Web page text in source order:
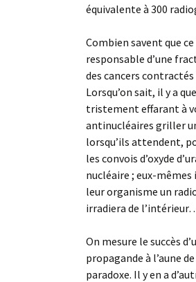
équivalente à 300
Combien savent que
responsable d’une
des cancers
Lorsqu’on sait, il y a
tristement effarant à
antinucléaires griller
lorsqu’ils attendent,
les convois d’oxyde
nucléaire ; eux-
leur organisme un
irradiera de
On mesure le succès
propagande à l’aune
paradoxe. Il y en a